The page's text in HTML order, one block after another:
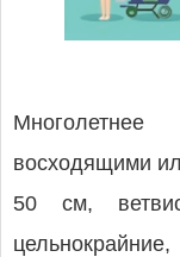
восходящими
50 см,